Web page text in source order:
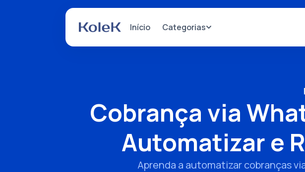
Início Categorias
Cobrança via
Automatizar e
Aprenda a automatizar cobranças